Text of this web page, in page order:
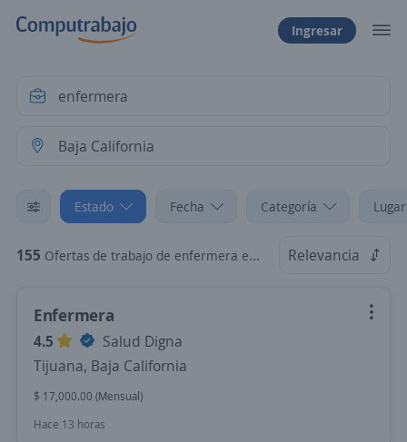
Ingresar
Estado Fecha Categoría
155 Ofertas de trabajo de enfermera en Baja California Relevancia
Enfermera
4.5
Salud Digna
Tijuana, Baja California
$ 17,000.00 (Mensual)
Hace 13 horas